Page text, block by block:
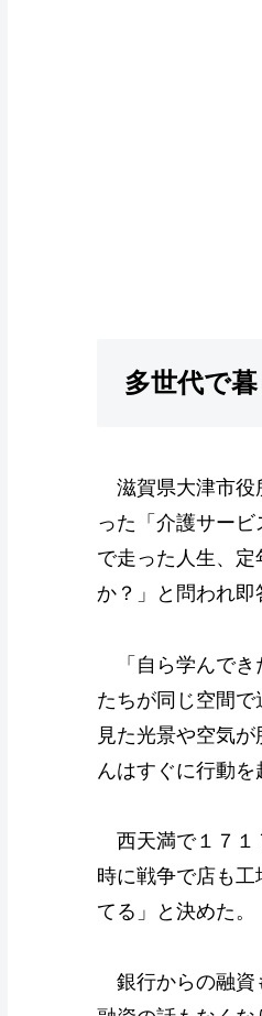
多世代で
滋賀県大津市役
った「介護サー
で走った人生、
か？」と問われ即
「自ら学んでき
たちが同じ空間
見た光景や空気
んはすぐに行動を
西天満で１７１
時に戦争で店も
てる」と決めた。
銀行からの融資